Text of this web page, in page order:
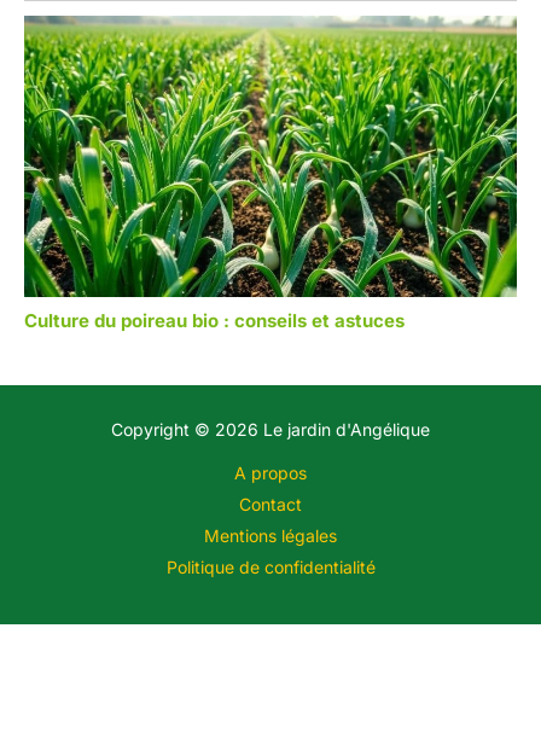
Culture du poireau bio : conseils et astuces
Copyright © 2026 Le jardin d'Angélique
A propos
Contact
Mentions légales
Politique de confidentialité